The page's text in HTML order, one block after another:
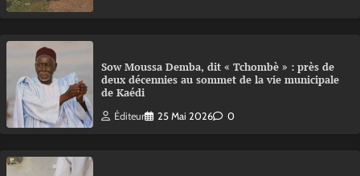
Sow Moussa Demba, dit « Tchombè » : près de
deux décennies au sommet de la vie municipale
de Kaédi
Éditeur 25 Mai 2026 0